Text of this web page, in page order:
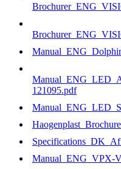
121095.pdf
Manual_ENG_VPX-